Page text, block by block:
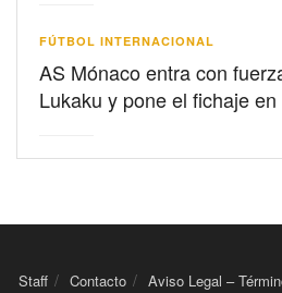
FÚTBOL INTERNACIONAL
AS Mónaco entra con
Lukaku y pone el fichaje
Staff Contacto Aviso Legal –